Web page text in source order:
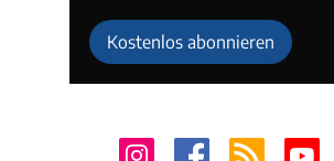
Kostenlos abonnieren